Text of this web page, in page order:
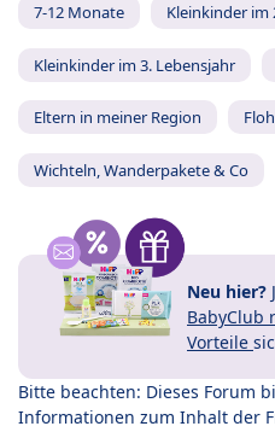
7-12 Monate Kleinkinder im
Kleinkinder im 3. Lebensjahr
Eltern in meiner Region
Wichteln, Wanderpakete & Co
Neu hier?
BabyClub
Vorteile
Bitte beachten: Dieses Forum
Informationen zum Inhalt der